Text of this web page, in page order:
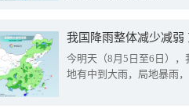
我国降雨整体减少减弱
今明天（8月5日至6日）
地有中到大雨，局地暴雨